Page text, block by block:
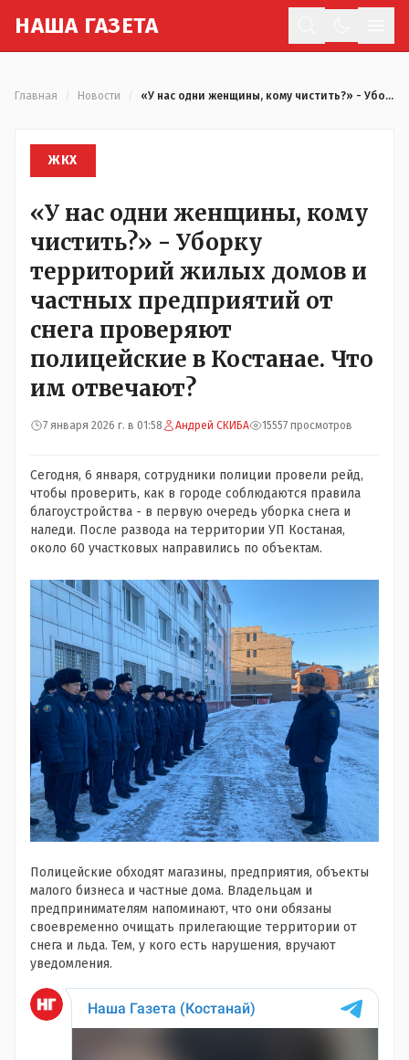
НАША ГАЗЕТА
Главная Новости «У нас одни женщины, кому чистить?» - Уборку территорий жилых домов и частных предприятий от снега проверяют полицейские в Костанае. Что им отвечают?
ЖКХ
«У нас одни женщины, кому
чистить?» - Уборку
территорий жилых домов и
частных предприятий от
снега проверяют
полицейские в Костанае. Что
им отвечают?
7 января 2026 г. в 01:58 Андрей СКИБА 15557 просмотров
Сегодня, 6 января, сотрудники полиции провели рейд,
чтобы проверить, как в городе соблюдаются правила
благоустройства - в первую очередь уборка снега и
наледи. После развода на территории УП Костаная,
около 60 участковых направились по объектам.
Полицейские обходят магазины, предприятия, объекты
малого бизнеса и частные дома. Владельцам и
предпринимателям напоминают, что они обязаны
своевременно очищать прилегающие территории от
снега и льда. Тем, у кого есть нарушения, вручают
уведомления.